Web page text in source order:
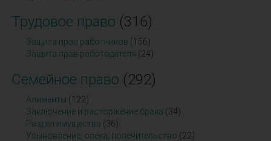
Трудовое право (316)
Защита прав работников (156)
Защита прав работодателя (24)
Семейное право (292)
Алименты (122)
Заключение и расторжение брака (34)
Раздел имущества (36)
Усыновление, опека, попечительство (22)